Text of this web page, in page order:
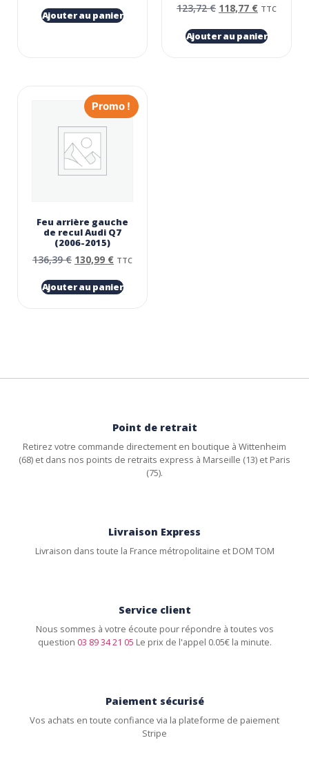
Ajouter au panier
123,72€ 118,77 € TTC
Ajouter au panier
Promo !
Feu arrière gauche
de recul Audi Q7
(2006-2015)
136,39€ 130,99 € TTC
Ajouter au panier
Point de retrait
Retirez votre commande directement en boutique à Wittenheim
(68) et dans nos points de retraits express à Marseille (13) et Paris
(75).
Livraison Express
Livraison dans toute la France métropolitaine et DOM TOM
Service client
Nous sommes à votre écoute pour répondre à toutes vos
question 03 89 34 21 05 Le prix de l'appel 0.05€ la minute.
Paiement sécurisé
Vos achats en toute confiance via la plateforme de paiement
Stripe